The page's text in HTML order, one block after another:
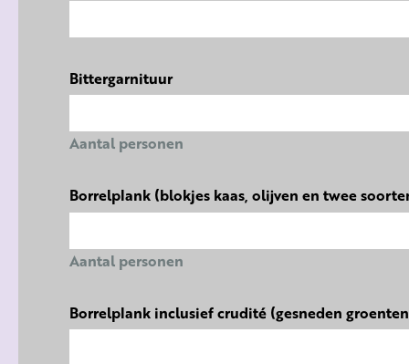
Bittergarnituur
Aantal personen
Borrelplank (blokjes kaas, olijven en twee
Aantal personen
Borrelplank inclusief crudité (gesneden